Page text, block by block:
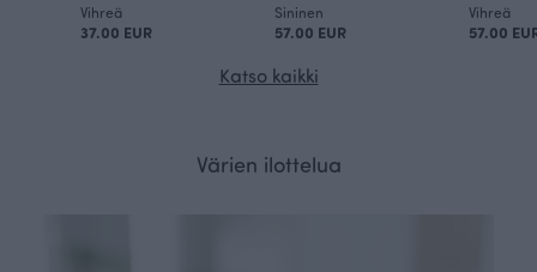
Vihreä
37.00 EUR
Sininen
57.00 EUR
Vihreä
57.00
Katso kaikki
Värien ilottelua